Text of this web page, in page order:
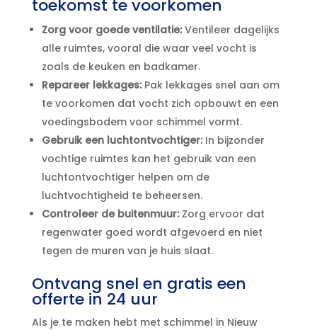
toekomst te voorkomen
Zorg voor goede ventilatie:Ventileer dagelijks
alle ruimtes, vooral die waar veel vocht is
zoals de keuken en badkamer.​
Repareer lekkages:Pak lekkages snel aan om
te voorkomen dat vocht zich opbouwt en een
voedingsbodem voor schimmel vormt.​
Gebruik een luchtontvochtiger:In bijzonder
vochtige ruimtes kan het gebruik van een
luchtontvochtiger helpen om de
luchtvochtigheid te beheersen.​
Controleer de buitenmuur:Zorg ervoor dat
regenwater goed wordt afgevoerd en niet
tegen de muren van je huis slaat.​
Ontvang snel en gratis een
offerte in 24 uur
Als je te maken hebt met schimmel in Nieuw